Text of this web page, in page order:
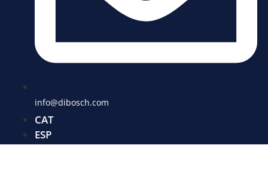
info@dibosch.com
CAT
ESP